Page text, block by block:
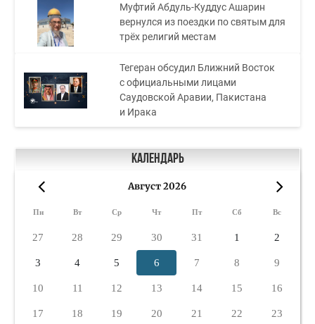
Муфтий Абдуль-Куддус Ашарин
вернулся из поездки по святым для
трёх религий местам
Тегеран обсудил Ближний Восток
с официальными лицами
Саудовской Аравии, Пакистана
и Ирака
Календарь
Август 2026
Пн Вт Ср Чт Пт Сб Вс
27 28 29 30 31 1 2
3 4 5 6 7 8 9
10 11 12 13 14 15 16
17 18 19 20 21 22 23